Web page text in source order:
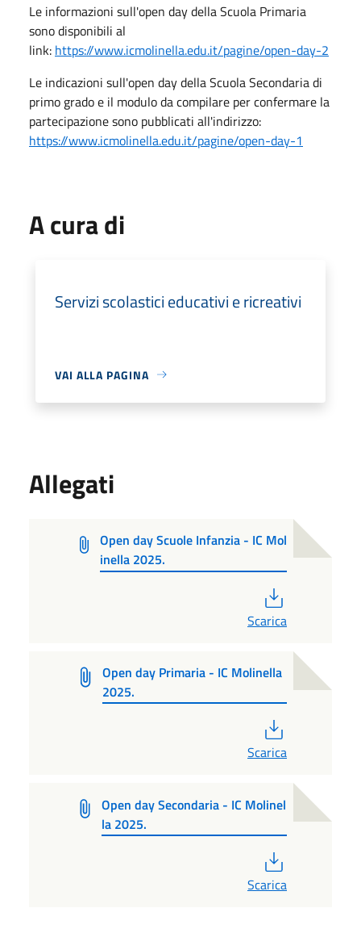
Le informazioni sull'open day della Scuola Primaria
sono disponibili al
link: https://www.icmolinella.edu.it/pagine/open-day-2
Le indicazioni sull'open day della Scuola Secondaria di
primo grado e il modulo da compilare per confermare la
partecipazione sono pubblicati all'indirizzo:
https://www.icmolinella.edu.it/pagine/open-day-1
A cura di
Servizi scolastici educativi e ricreativi
VAI ALLA PAGINA
Allegati
Open day Scuole Infanzia - IC Mol
inella 2025.
Scarica
Open day Primaria - IC Molinella
2025.
Scarica
Open day Secondaria - IC Molinel
la 2025.
Scarica